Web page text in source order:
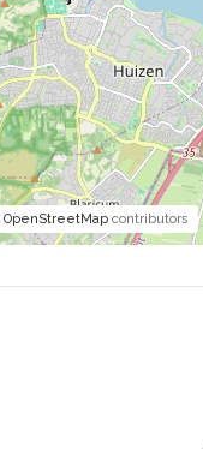
OpenStreetMapcontributors